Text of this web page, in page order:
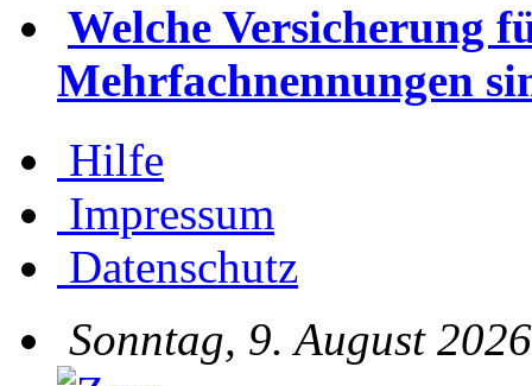
Welche Versicherung
Mehrfachnennungen
Hilfe
Impressum
Datenschutz
Sonntag, 9. August